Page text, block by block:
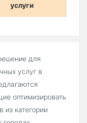
услуги
для
услуг в
оптимизировать
из категории